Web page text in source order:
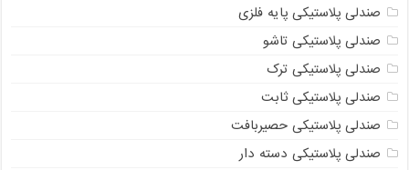
صندلی پلاستیکی پایه فلزی
صندلی پلاستیکی تاشو
صندلی پلاستیکی ترک
صندلی پلاستیکی ثابت
صندلی پلاستیکی حصیربافت
صندلی پلاستیکی دسته دار